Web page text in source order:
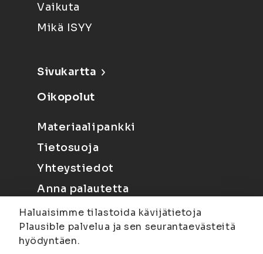
Vaikuta
Mikä ISYY
Sivukartta
Oikopolut
Materiaalipankki
Tietosuoja
Yhteystiedot
Anna palautetta
Haluaisimme tilastoida kävijätietoja
Plausible palvelua ja sen seurantaevästeitä
hyödyntäen.